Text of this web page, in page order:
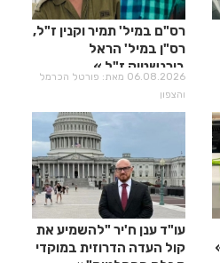
רס"ם במיל' תמיר וקנין ז"ל,
רס"ן במיל' הראל
בירנשטוק ז"ל
06.08.2026 מאת: פורטל הכרמל
והצפון
עו"ד ענן ח'יר "להשמיע את
קול העדה הדרוזית במוקדי